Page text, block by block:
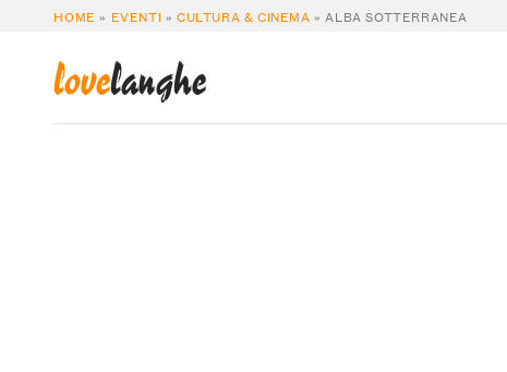
HOME » EVENTI »CULTURA & CINEMA »ALBA SOTTERRANEA
lovelanghe